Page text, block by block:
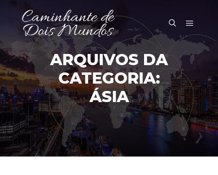
PesquisaMenu
ARQUIVOS DA
CATEGORIA:
ÁSIA